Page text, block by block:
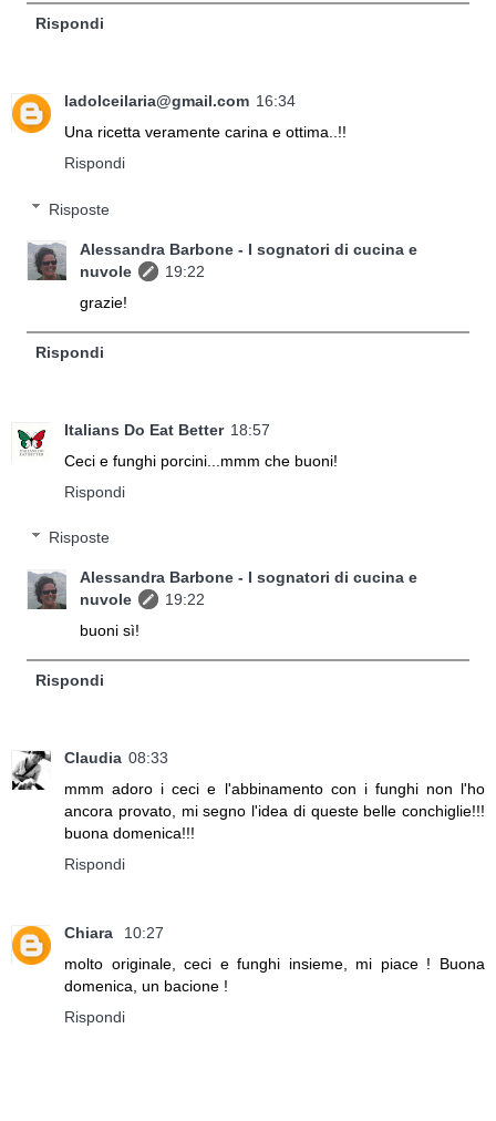
Rispondi
ladolceilaria@gmail.com 16:34
Una ricetta veramente carina e ottima..!!
Rispondi
Risposte
Alessandra Barbone - I sognatori di cucina e
nuvole
19:22
grazie!
Rispondi
Italians Do Eat Better 18:57
Ceci e funghi porcini...mmm che buoni!
Rispondi
Risposte
Alessandra Barbone - I sognatori di cucina e
nuvole
19:22
buoni sì!
Rispondi
Claudia 08:33
mmm adoro i ceci e l'abbinamento con i funghi non l'ho
ancora provato, mi segno l'idea di queste belle conchiglie!!!
buona domenica!!!
Rispondi
Chiara
10:27
molto originale, ceci e funghi insieme, mi piace ! Buona
domenica, un bacione !
Rispondi